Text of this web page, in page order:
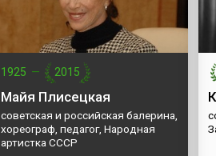
1925 — 2015
Майя Плисецкая
советская и российская балерина,
хореограф, педагог, Народная
артистка СССР